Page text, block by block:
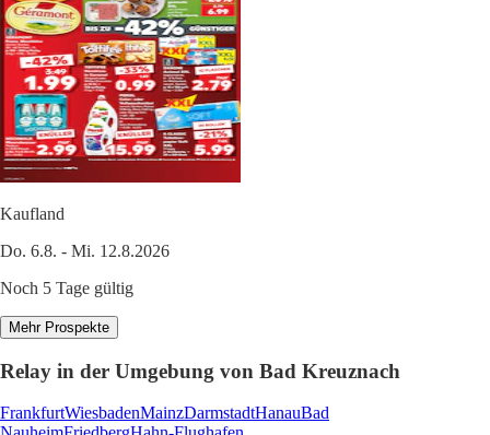
Kaufland
Do. 6.8. - Mi. 12.8.2026
Noch 5 Tage gültig
Mehr Prospekte
Relay in der Umgebung von Bad Kreuznach
FrankfurtWiesbadenMainzDarmstadtHanauBad